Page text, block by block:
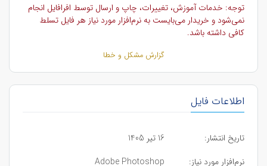
توجه: خدمات آموزش، تغییرات، چاپ و ارسال توسط افرافایل انجام
نمی‌شود و خریدار می‌بایست به نرم‌افزار مورد نیاز هر فایل تسلط
کافی داشته باشد.
گزارش مشکل و خطا
اطلاعات فایل
تاریخ انتشار:
16 تیر 1405
نرم‌افزار مورد نیاز:
Adobe Photoshop